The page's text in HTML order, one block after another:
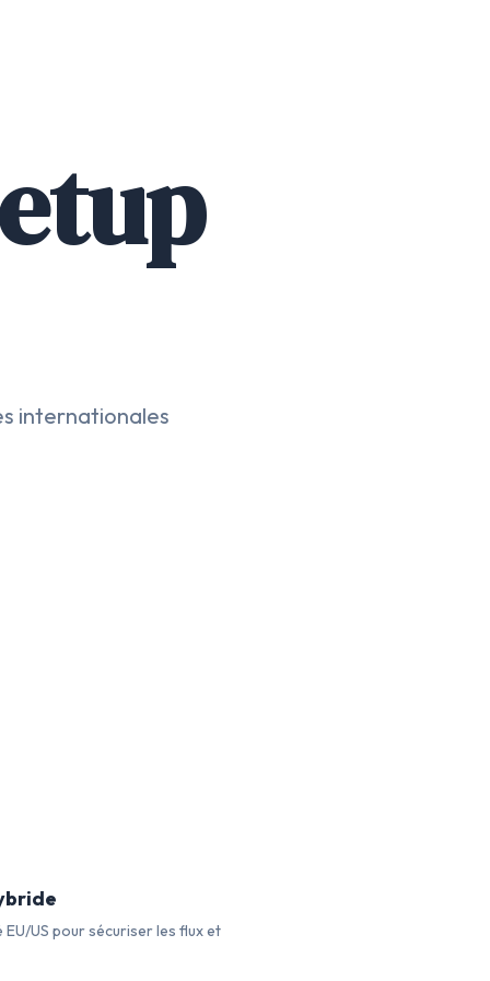
internationales
EU/US pour sécuriser les flux et